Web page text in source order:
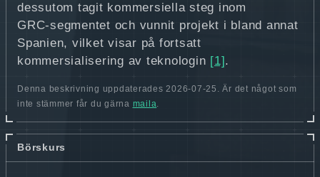
dessutom tagit kommersiella steg inom
GRC‑segmentet och vunnit projekt i bland annat
Spanien, vilket visar på fortsatt
kommersialisering av teknologin [1] .
Denna beskrivning uppdaterades 2026-07-25. Är det något som
inte stämmer får du gärna maila.
Börskurs